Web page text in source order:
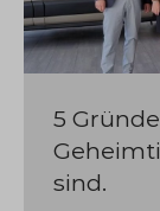
5
sind.